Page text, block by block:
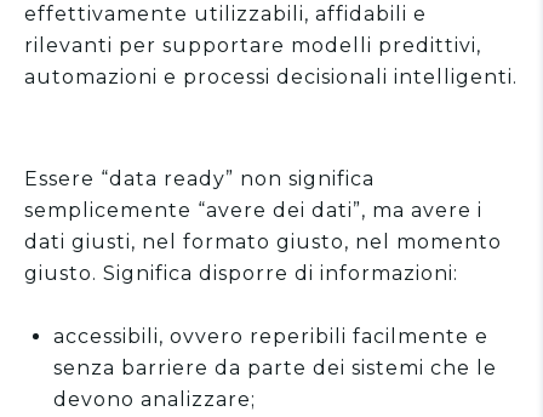
effettivamente utilizzabili, affidabili e
rilevanti per supportare modelli predittivi,
automazioni e processi decisionali intelligenti.
Essere “data ready” non significa
semplicemente “avere dei dati”, ma avere i
dati giusti, nel formato giusto, nel momento
giusto. Significa disporre di informazioni:
accessibili, ovvero reperibili facilmente e
senza barriere da parte dei sistemi che le
devono analizzare;